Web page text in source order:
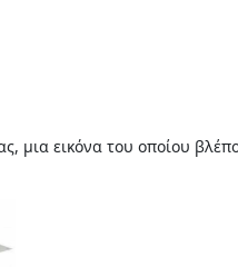
εικόνα του οποίου